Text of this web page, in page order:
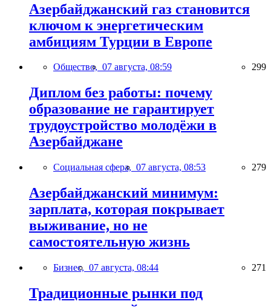
Азербайджанский газ становится
ключом к энергетическим
амбициям Турции в Европе
Общество, 07 августа, 08:59 299
Диплом без работы: почему
образование не гарантирует
трудоустройство молодёжи в
Азербайджане
Социальная сфера, 07 августа, 08:53 279
Азербайджанский минимум:
зарплата, которая покрывает
выживание, но не
самостоятельную жизнь
Бизнес, 07 августа, 08:44 271
Традиционные рынки под